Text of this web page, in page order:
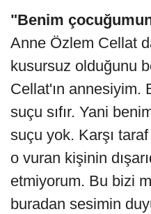
"Benim
Anne Özlem Cellat
kusursuz olduğunu
Cellat'ın annesiyim.
suçu sıfır. Yani
suçu yok. Karşı
o vuran kişinin
etmiyorum. Bu bizi
buradan sesimin